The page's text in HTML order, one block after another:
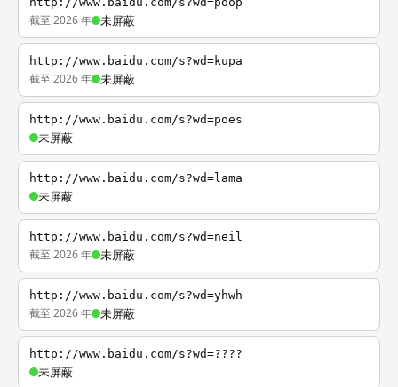
截至 2026 年 未屏蔽
http://www.baidu.com/s?wd=kupa
截至 2026 年 未屏蔽
http://www.baidu.com/s?wd=poes
未屏蔽
http://www.baidu.com/s?wd=lama
未屏蔽
http://www.baidu.com/s?wd=neil
截至 2026 年 未屏蔽
http://www.baidu.com/s?wd=yhwh
截至 2026 年 未屏蔽
http://www.baidu.com/s?wd=????
未屏蔽